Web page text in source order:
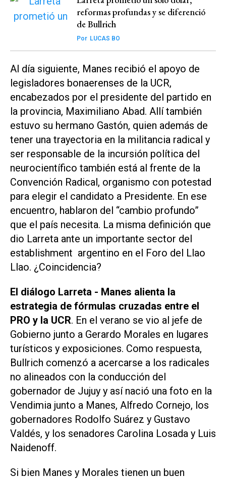
reformas profundas y se diferenció
de Bullrich
Por LUCAS BO
Al día siguiente, Manes recibió el apoyo de
legisladores bonaerenses de la UCR,
encabezados por el presidente del partido en
la provincia, Maximiliano Abad. Allí también
estuvo su hermano Gastón, quien además de
tener una trayectoria en la militancia radical y
ser responsable de la incursión política del
neurocientífico también está al frente de la
Convención Radical, organismo con potestad
para elegir el candidato a Presidente. En ese
encuentro, hablaron del “cambio profundo”
que el país necesita. La misma definición que
dio Larreta ante un importante sector del
establishment argentino en el Foro del Llao
Llao. ¿Coincidencia?
El diálogo Larreta - Manes alienta la
estrategia de fórmulas cruzadas entre el
PRO y la UCR. En el verano se vio al jefe de
Gobierno junto a Gerardo Morales en lugares
turísticos y exposiciones. Como respuesta,
Bullrich comenzó a acercarse a los radicales
no alineados con la conducción del
gobernador de Jujuy y así nació una foto en la
Vendimia junto a Manes, Alfredo Cornejo, los
gobernadores Rodolfo Suárez y Gustavo
Valdés, y los senadores Carolina Losada y Luis
Naidenoff.
Si bien Manes y Morales tienen un buen